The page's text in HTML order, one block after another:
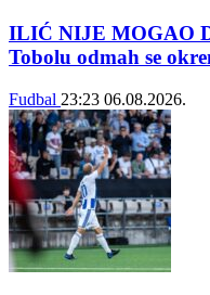
ILIĆ NIJE MOGAO
Tobolu odmah se
Fudbal 23:23 06.08.2026.